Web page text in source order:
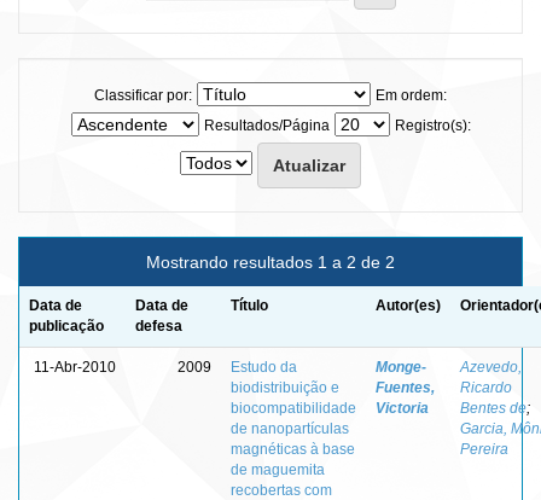
Classificar por:
Em ordem:
Resultados/Página
Registro(s):
Mostrando resultados 1 a 2 de 2
Data de
publicação
Data de
defesa
Título Autor(es)
11-Abr-2010 2009
Estudo da
biodistribuição e
biocompatibilidade
de nanopartículas
magnéticas à base
de maguemita
recobertas com
Monge-
Fuentes,
Victoria
Azevedo,
Ricardo
Bentes de;
Garcia,
Pereira